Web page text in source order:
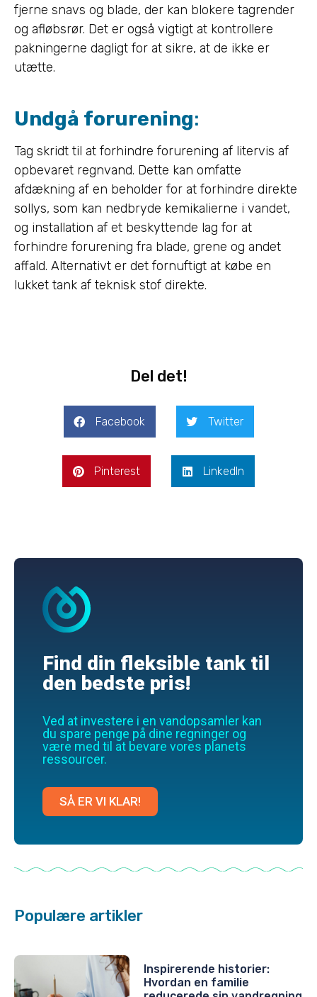
fjerne snavs og blade, der kan blokere tagrender
og afløbsrør. Det er også vigtigt at kontrollere
pakningerne dagligt for at sikre, at de ikke er
utætte.
Undgå forurening:
Tag skridt til at forhindre forurening af litervis af
opbevaret regnvand. Dette kan omfatte
afdækning af en beholder for at forhindre direkte
sollys, som kan nedbryde kemikalierne i vandet,
og installation af et beskyttende lag for at
forhindre forurening fra blade, grene og andet
affald. Alternativt er det fornuftigt at købe en
lukket tank af teknisk stof direkte.
Del det!
Facebook Twitter
Pinterest LinkedIn
Find din fleksible tank til
den bedste pris!
Ved at investere i en vandopsamler kan
du spare penge på dine regninger og
være med til at bevare vores planets
ressourcer.
SÅ ER VI KLAR!
Populære artikler
Inspirerende historier:
Hvordan en familie